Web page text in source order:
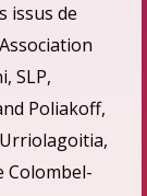
issus de
SLP,
Poliakoff,
Colombel-